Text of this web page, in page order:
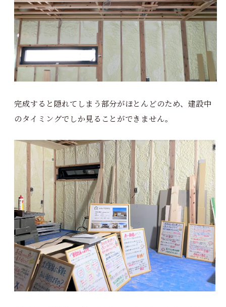
完成すると隠れてしまう部分がほとんどのため、建設中
のタイミングでしか見ることができません。